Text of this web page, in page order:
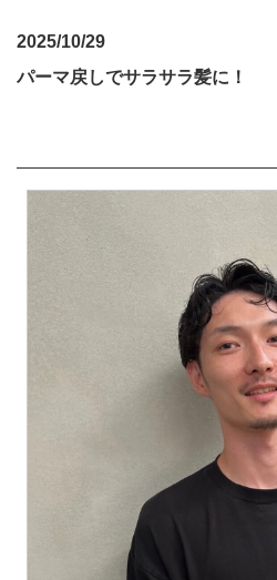
2025/10/29
パーマ戻しでサラサラ髪に！